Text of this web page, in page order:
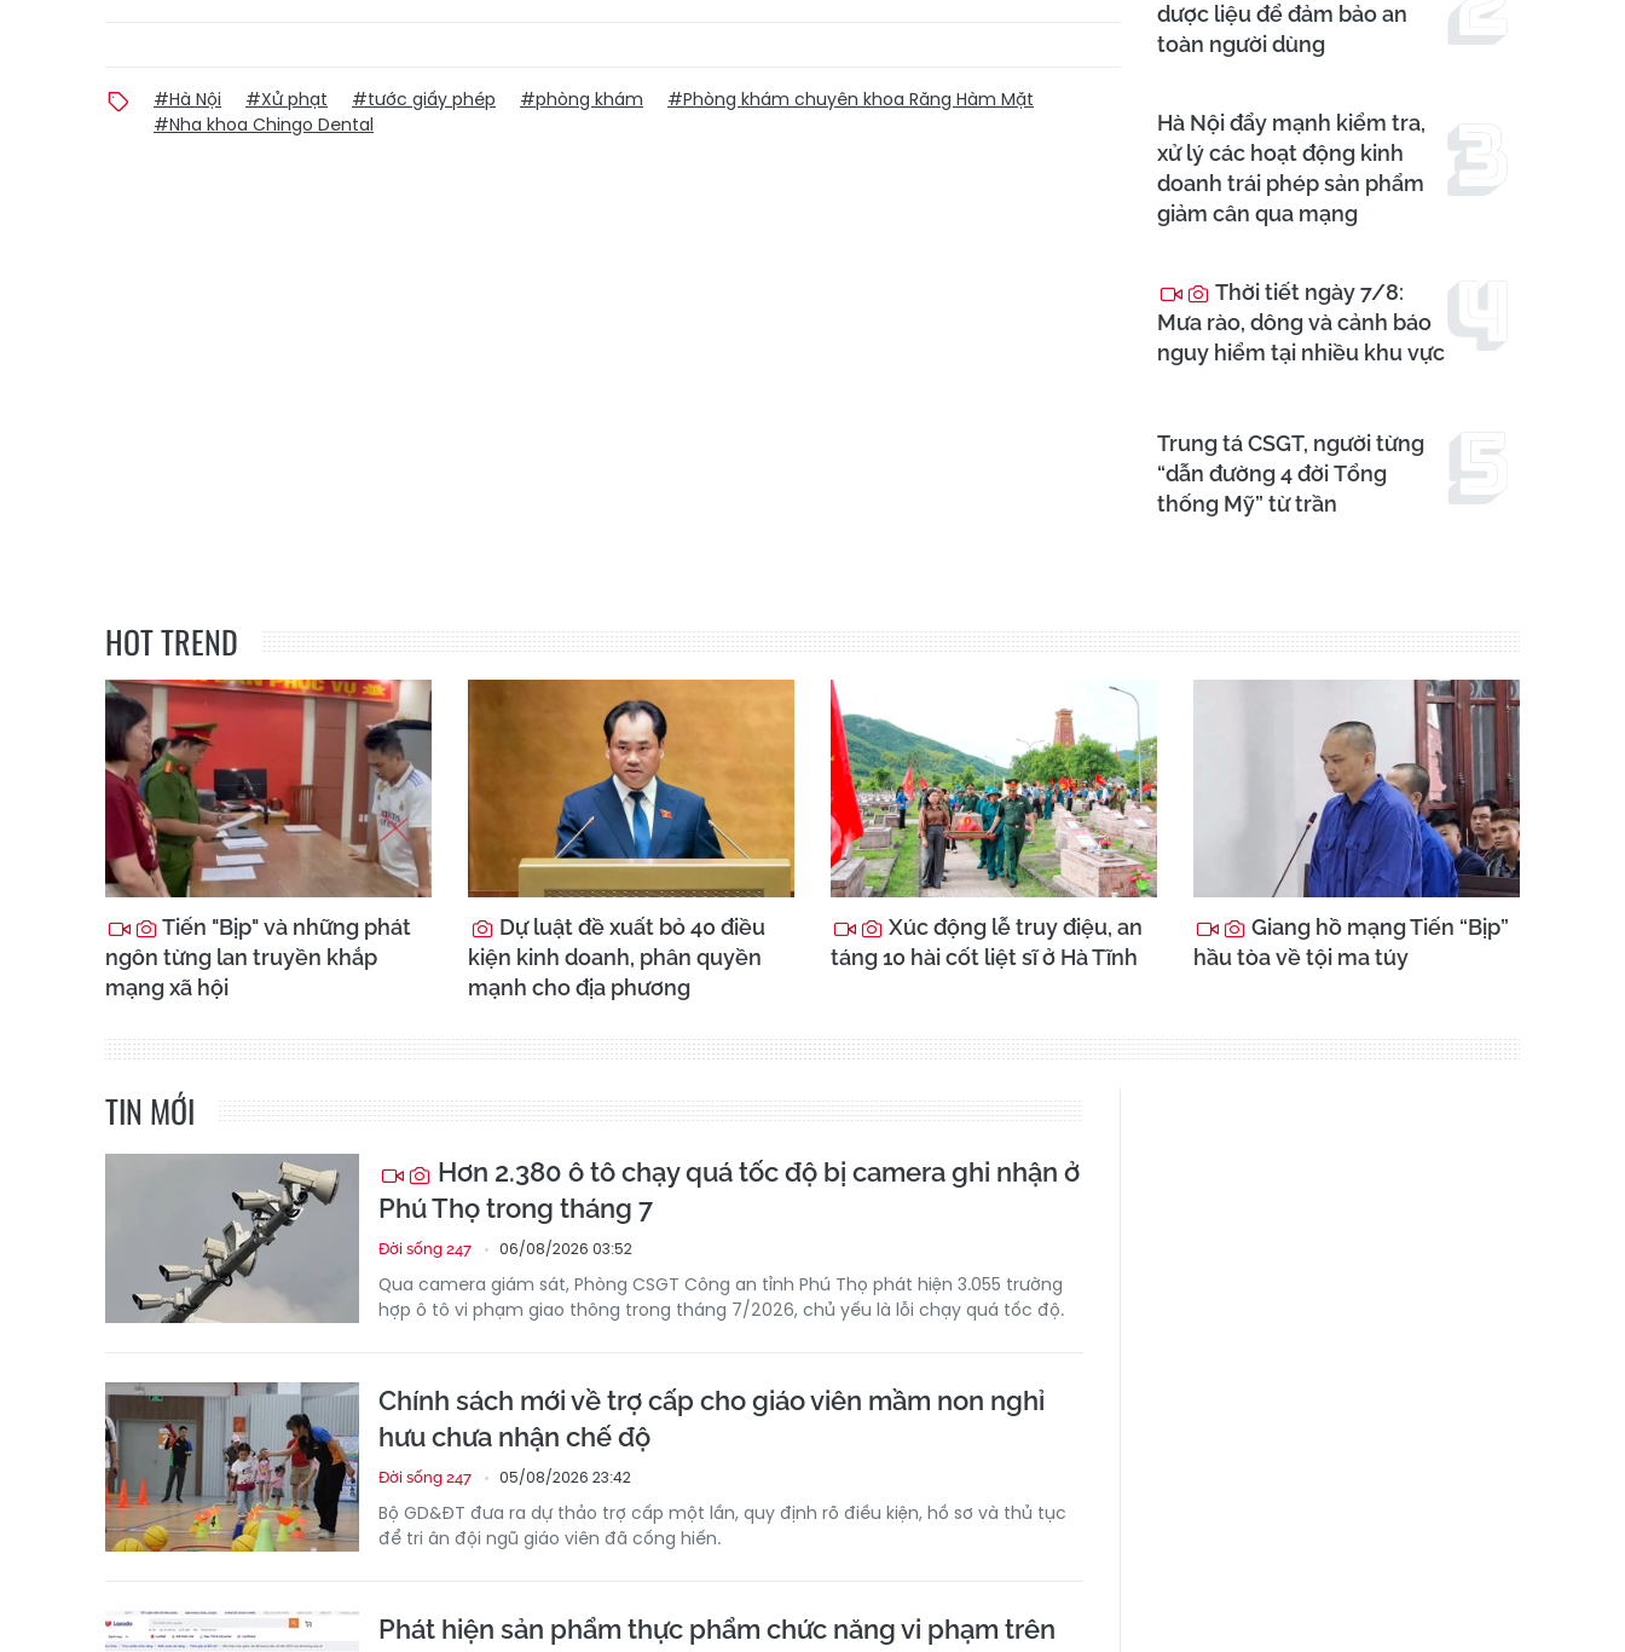
#Hà Nội #Xử phạt #tước giấy phép #phòng khám
#Phòng khám chuyên khoa Răng Hàm Mặt
#Nha khoa Chingo Dental
dược liệu để đảm bảo an
toàn người dùng
Hà Nội đẩy mạnh kiểm tra,
xử lý các hoạt động kinh
doanh trái phép sản phẩm
giảm cân qua mạng
Thời tiết ngày 7/8:
Mưa rào, dông và cảnh báo
nguy hiểm tại nhiều khu vực
Trung tá CSGT, người từng
“dẫn đường 4 đời Tổng
thống Mỹ” từ trần
HOT TREND
Tiến "Bịp" và những phát
ngôn từng lan truyền khắp
mạng xã hội
Dự luật đề xuất bỏ 40 điều
kiện kinh doanh, phân quyền
mạnh cho địa phương
Xúc động lễ truy điệu, an
táng 10 hài cốt liệt sĩ ở Hà Tĩnh
Giang hồ mạng Tiến “Bịp”
hầu tòa về tội ma túy
TIN MỚI
Hơn 2.380 ô tô chạy quá tốc độ bị camera ghi nhận ở
Phú Thọ trong tháng 7
Đời sống 247 06/08/2026 03:52
Qua camera giám sát, Phòng CSGT Công an tỉnh Phú Thọ phát hiện 3.055 trường
hợp ô tô vi phạm giao thông trong tháng 7/2026, chủ yếu là lỗi chạy quá tốc độ.
Chính sách mới về trợ cấp cho giáo viên mầm non nghỉ
hưu chưa nhận chế độ
Đời sống 247 05/08/2026 23:42
Bộ GD&ĐT đưa ra dự thảo trợ cấp một lần, quy định rõ điều kiện, hồ sơ và thủ tục
để tri ân đội ngũ giáo viên đã cống hiến.
Phát hiện sản phẩm thực phẩm chức năng vi phạm trên